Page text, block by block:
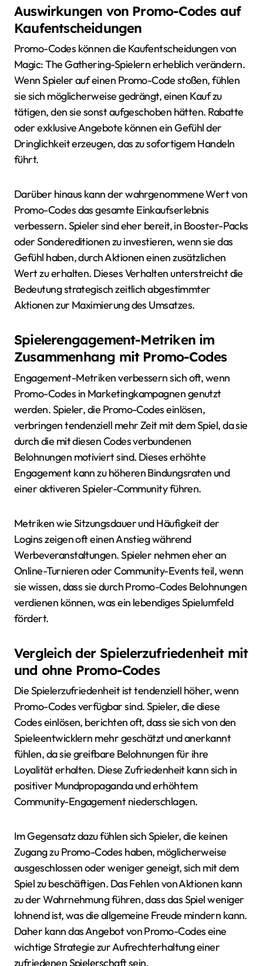
Auswirkungen von Promo-Codes auf
Kaufentscheidungen
Promo-Codes können die Kaufentscheidungen von
Magic: The Gathering-Spielern erheblich verändern.
Wenn Spieler auf einen Promo-Code stoßen, fühlen
sie sich möglicherweise gedrängt, einen Kauf zu
tätigen, den sie sonst aufgeschoben hätten. Rabatte
oder exklusive Angebote können ein Gefühl der
Dringlichkeit erzeugen, das zu sofortigem Handeln
führt.
Darüber hinaus kann der wahrgenommene Wert von
Promo-Codes das gesamte Einkaufserlebnis
verbessern. Spieler sind eher bereit, in Booster-Packs
oder Sondereditionen zu investieren, wenn sie das
Gefühl haben, durch Aktionen einen zusätzlichen
Wert zu erhalten. Dieses Verhalten unterstreicht die
Bedeutung strategisch zeitlich abgestimmter
Aktionen zur Maximierung des Umsatzes.
Spielerengagement-Metriken im
Zusammenhang mit Promo-Codes
Engagement-Metriken verbessern sich oft, wenn
Promo-Codes in Marketingkampagnen genutzt
werden. Spieler, die Promo-Codes einlösen,
verbringen tendenziell mehr Zeit mit dem Spiel, da sie
durch die mit diesen Codes verbundenen
Belohnungen motiviert sind. Dieses erhöhte
Engagement kann zu höheren Bindungsraten und
einer aktiveren Spieler-Community führen.
Metriken wie Sitzungsdauer und Häufigkeit der
Logins zeigen oft einen Anstieg während
Werbeveranstaltungen. Spieler nehmen eher an
Online-Turnieren oder Community-Events teil, wenn
sie wissen, dass sie durch Promo-Codes Belohnungen
verdienen können, was ein lebendiges Spielumfeld
fördert.
Vergleich der Spielerzufriedenheit mit
und ohne Promo-Codes
Die Spielerzufriedenheit ist tendenziell höher, wenn
Promo-Codes verfügbar sind. Spieler, die diese
Codes einlösen, berichten oft, dass sie sich von den
Spieleentwicklern mehr geschätzt und anerkannt
fühlen, da sie greifbare Belohnungen für ihre
Loyalität erhalten. Diese Zufriedenheit kann sich in
positiver Mundpropaganda und erhöhtem
Community-Engagement niederschlagen.
Im Gegensatz dazu fühlen sich Spieler, die keinen
Zugang zu Promo-Codes haben, möglicherweise
ausgeschlossen oder weniger geneigt, sich mit dem
Spiel zu beschäftigen. Das Fehlen von Aktionen kann
zu der Wahrnehmung führen, dass das Spiel weniger
lohnend ist, was die allgemeine Freude mindern kann.
Daher kann das Angebot von Promo-Codes eine
wichtige Strategie zur Aufrechterhaltung einer
zufriedenen Spielerschaft sein.